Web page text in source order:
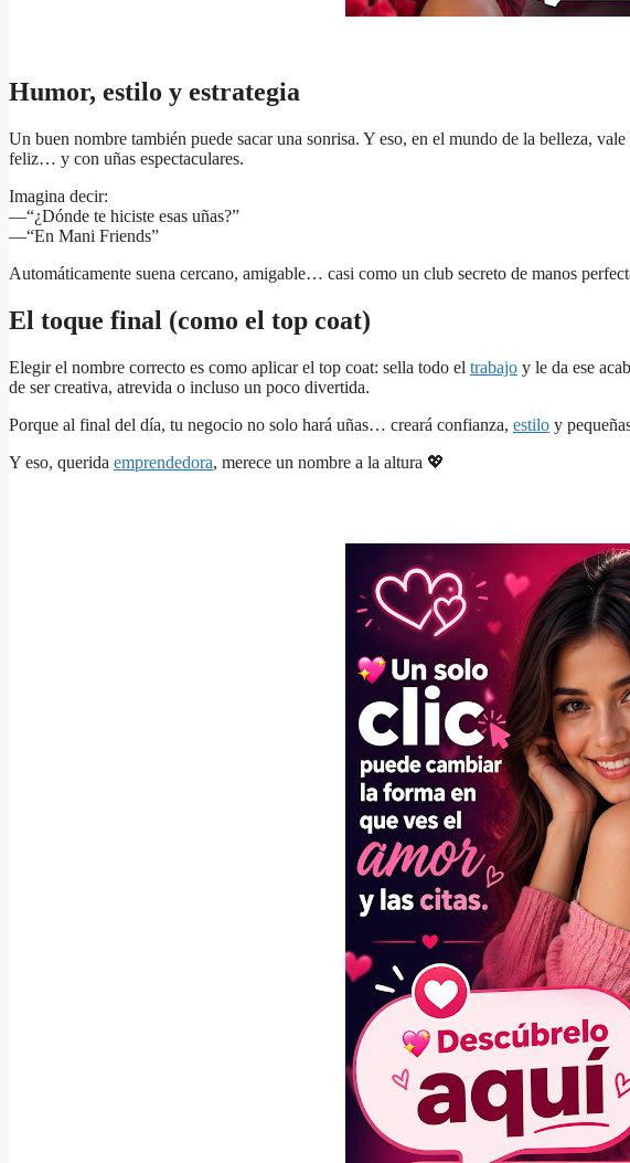
Humor, estilo y estrategia
Un buen nombre también puede sacar una sonrisa. Y eso, en el mundo de la belleza,
feliz… y con uñas espectaculares.
Imagina decir:
—“¿Dónde te hiciste esas uñas?”
—“En Mani Friends”
Automáticamente suena cercano, amigable… casi como un club secreto de manos
El toque final (como el top coat)
Elegir el nombre correcto es como aplicar el top coat: sella todo el trabajo y le da ese
de ser creativa, atrevida o incluso un poco divertida.
Porque al final del día, tu negocio no solo hará uñas… creará confianza, estilo y
Y eso, querida emprendedora, merece un nombre a la altura 💖